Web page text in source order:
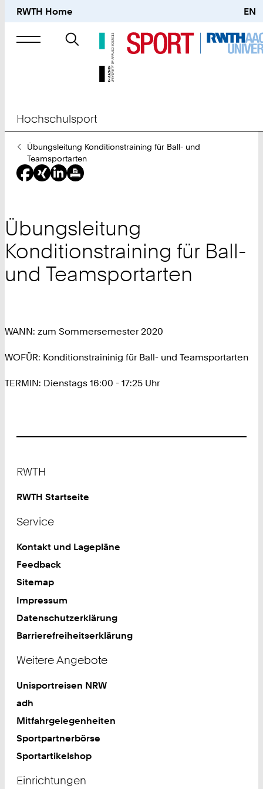
RWTH Home EN
Suche
nach
Hochschulsport
Sie
sind
hier:
Übungsleitung Konditionstraining für Ball- und
Teamsportarten
Übungsleitung
Konditionstraining für Ball-
und Teamsportarten
WANN: zum Sommersemester 2020
WOFÜR: Konditionstraininig für Ball- und Teamsportarten
TERMIN: Dienstags 16:00 - 17:25 Uhr
RWTH
RWTH Startseite
Service
Kontakt und Lagepläne
Feedback
Sitemap
Impressum
Datenschutzerklärung
Barrierefreiheitserklärung
Weitere Angebote
Unisportreisen NRW
adh
Mitfahrgelegenheiten
Sportpartnerbörse
Sportartikelshop
Einrichtungen